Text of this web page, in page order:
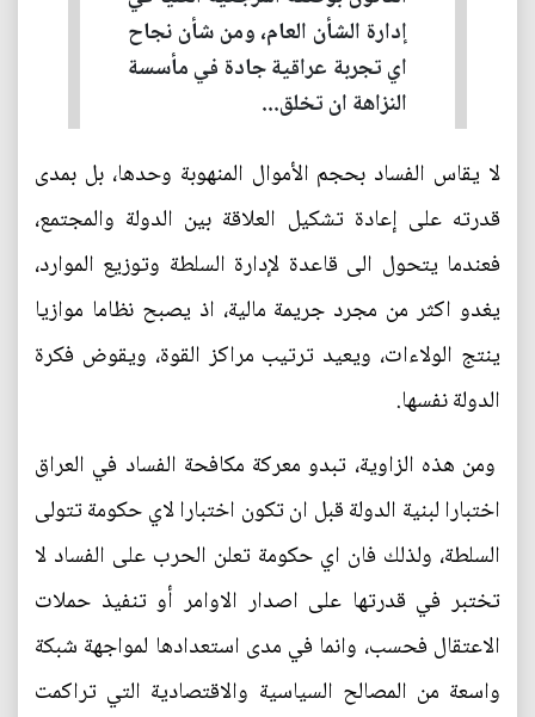
إدارة الشأن العام، ومن شأن نجاح
اي تجربة عراقية جادة في مأسسة
النزاهة ان تخلق...
لا يقاس الفساد بحجم الأموال المنهوبة وحدها، بل بمدى
قدرته على إعادة تشكيل العلاقة بين الدولة والمجتمع،
فعندما يتحول الى قاعدة لإدارة السلطة وتوزيع الموارد،
يغدو اكثر من مجرد جريمة مالية، اذ يصبح نظاما موازيا
ينتج الولاءات، ويعيد ترتيب مراكز القوة، ويقوض فكرة
الدولة نفسها.
ومن هذه الزاوية، تبدو معركة مكافحة الفساد في العراق
اختبارا لبنية الدولة قبل ان تكون اختبارا لاي حكومة تتولى
السلطة، ولذلك فان اي حكومة تعلن الحرب على الفساد لا
تختبر في قدرتها على اصدار الاوامر أو تنفيذ حملات
الاعتقال فحسب، وانما في مدى استعدادها لمواجهة شبكة
واسعة من المصالح السياسية والاقتصادية التي تراكمت